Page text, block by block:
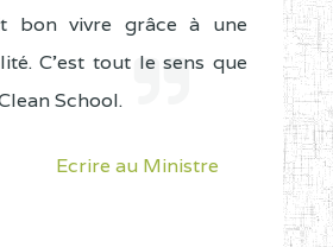
vivre grâce à une
C'est tout le sens que
School.
Ecrire au Ministre